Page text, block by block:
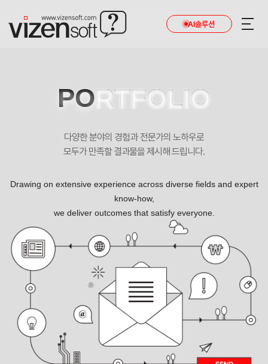
AI솔루션
PORTFOLIO
다양한 분야의 경험과 전문가의 노하우로
모두가 만족할 결과물을 제시해 드립니다.
Drawing on extensive experience across diverse fields and expert
know-how,
we deliver outcomes that satisfy everyone.